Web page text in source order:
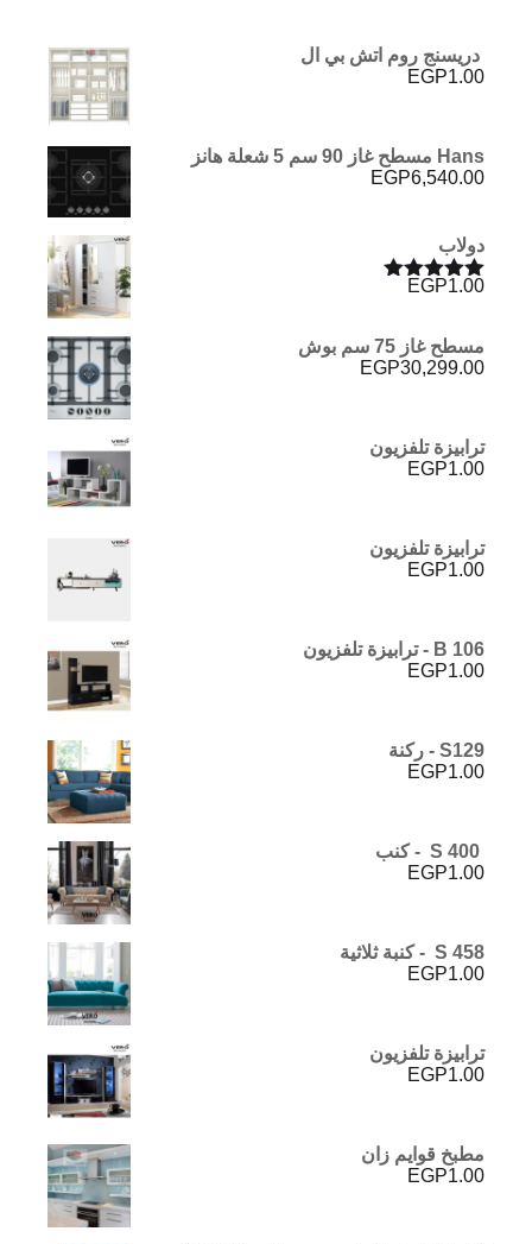
دريسنج روم اتش بي ال
EGP1.00
Hans مسطح غاز 90 سم 5 شعلة هانز
EGP6,540.00
دولاب
تم التقييم
EGP1.00
مسطح غاز 75 سم بوش
EGP30,299.00
ترابيزة تلفزيون
EGP1.00
ترابيزة تلفزيون
EGP1.00
B 106 - ترابيزة تلفزيون
EGP1.00
S129 - ركنة
EGP1.00
EGP1.00
S 458 - كنبة ثلاثية
EGP1.00
ترابيزة تلفزيون
EGP1.00
مطبخ قوايم زان
EGP1.00